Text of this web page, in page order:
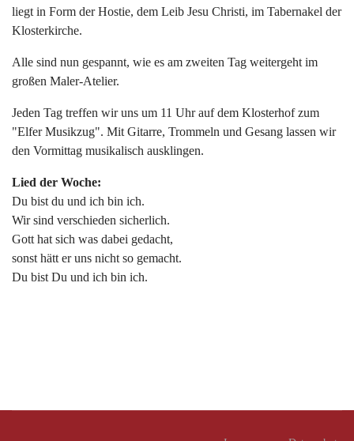
liegt in Form der Hostie, dem Leib Jesu Christi, im Tabernakel der
Klosterkirche.
Alle sind nun gespannt, wie es am zweiten Tag weitergeht im
großen Maler-Atelier.
Jeden Tag treffen wir uns um 11 Uhr auf dem Klosterhof zum
"Elfer Musikzug". Mit Gitarre, Trommeln und Gesang lassen wir
den Vormittag musikalisch ausklingen.
Lied der Woche:
Du bist du und ich bin ich.
Wir sind verschieden sicherlich.
Gott hat sich was dabei gedacht,
sonst hätt er uns nicht so gemacht.
Du bist Du und ich bin ich.